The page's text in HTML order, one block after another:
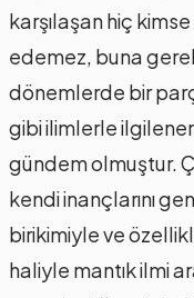
karşılaşan hiç
edemez, buna
dönemlerde bir
gibi ilimlerle
gündem olmuştur.
kendi inançlarını
birikimiyle ve
haliyle mantık ilmi